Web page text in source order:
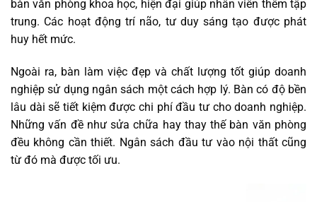
bàn văn phòng khoa học, hiện đại giúp nhân viên thêm tập
trung. Các hoạt động trí não, tư duy sáng tạo được phát
huy hết mức.
Ngoài ra, bàn làm việc đẹp và chất lượng tốt giúp doanh
nghiệp sử dụng ngân sách một cách hợp lý. Bàn có độ bền
lâu dài sẽ tiết kiệm được chi phí đầu tư cho doanh nghiệp.
Những vấn đề như sửa chữa hay thay thế bàn văn phòng
đều không cần thiết. Ngân sách đầu tư vào nội thất cũng
từ đó mà được tối ưu.